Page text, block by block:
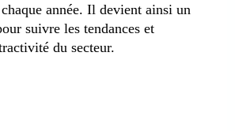
année. Il devient ainsi un
suivre les tendances et
du secteur.